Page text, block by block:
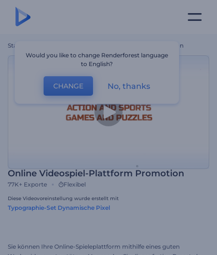
Startseite Online Videospiel-Plattform Promotion
Online Videospiel-Plattform Promotion
77K+ Exporte Flexibel
Diese Videovoreinstellung wurde erstellt mit
Typographie-Set Dynamische Pixel
Sie können Ihre Online-Spieleplattform mithilfe eines guten
Would you like to change Renderforest language
to English?
CHANGE No, thanks